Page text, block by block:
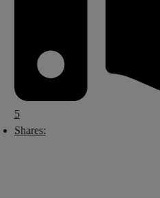
5
Shares: